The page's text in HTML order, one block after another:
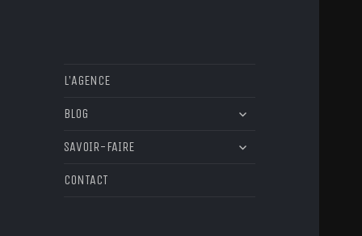
L’AGENCE
BLOG
ouvrir
sous-
SAVOIR-FAIRE
ouvrir
CONTACT